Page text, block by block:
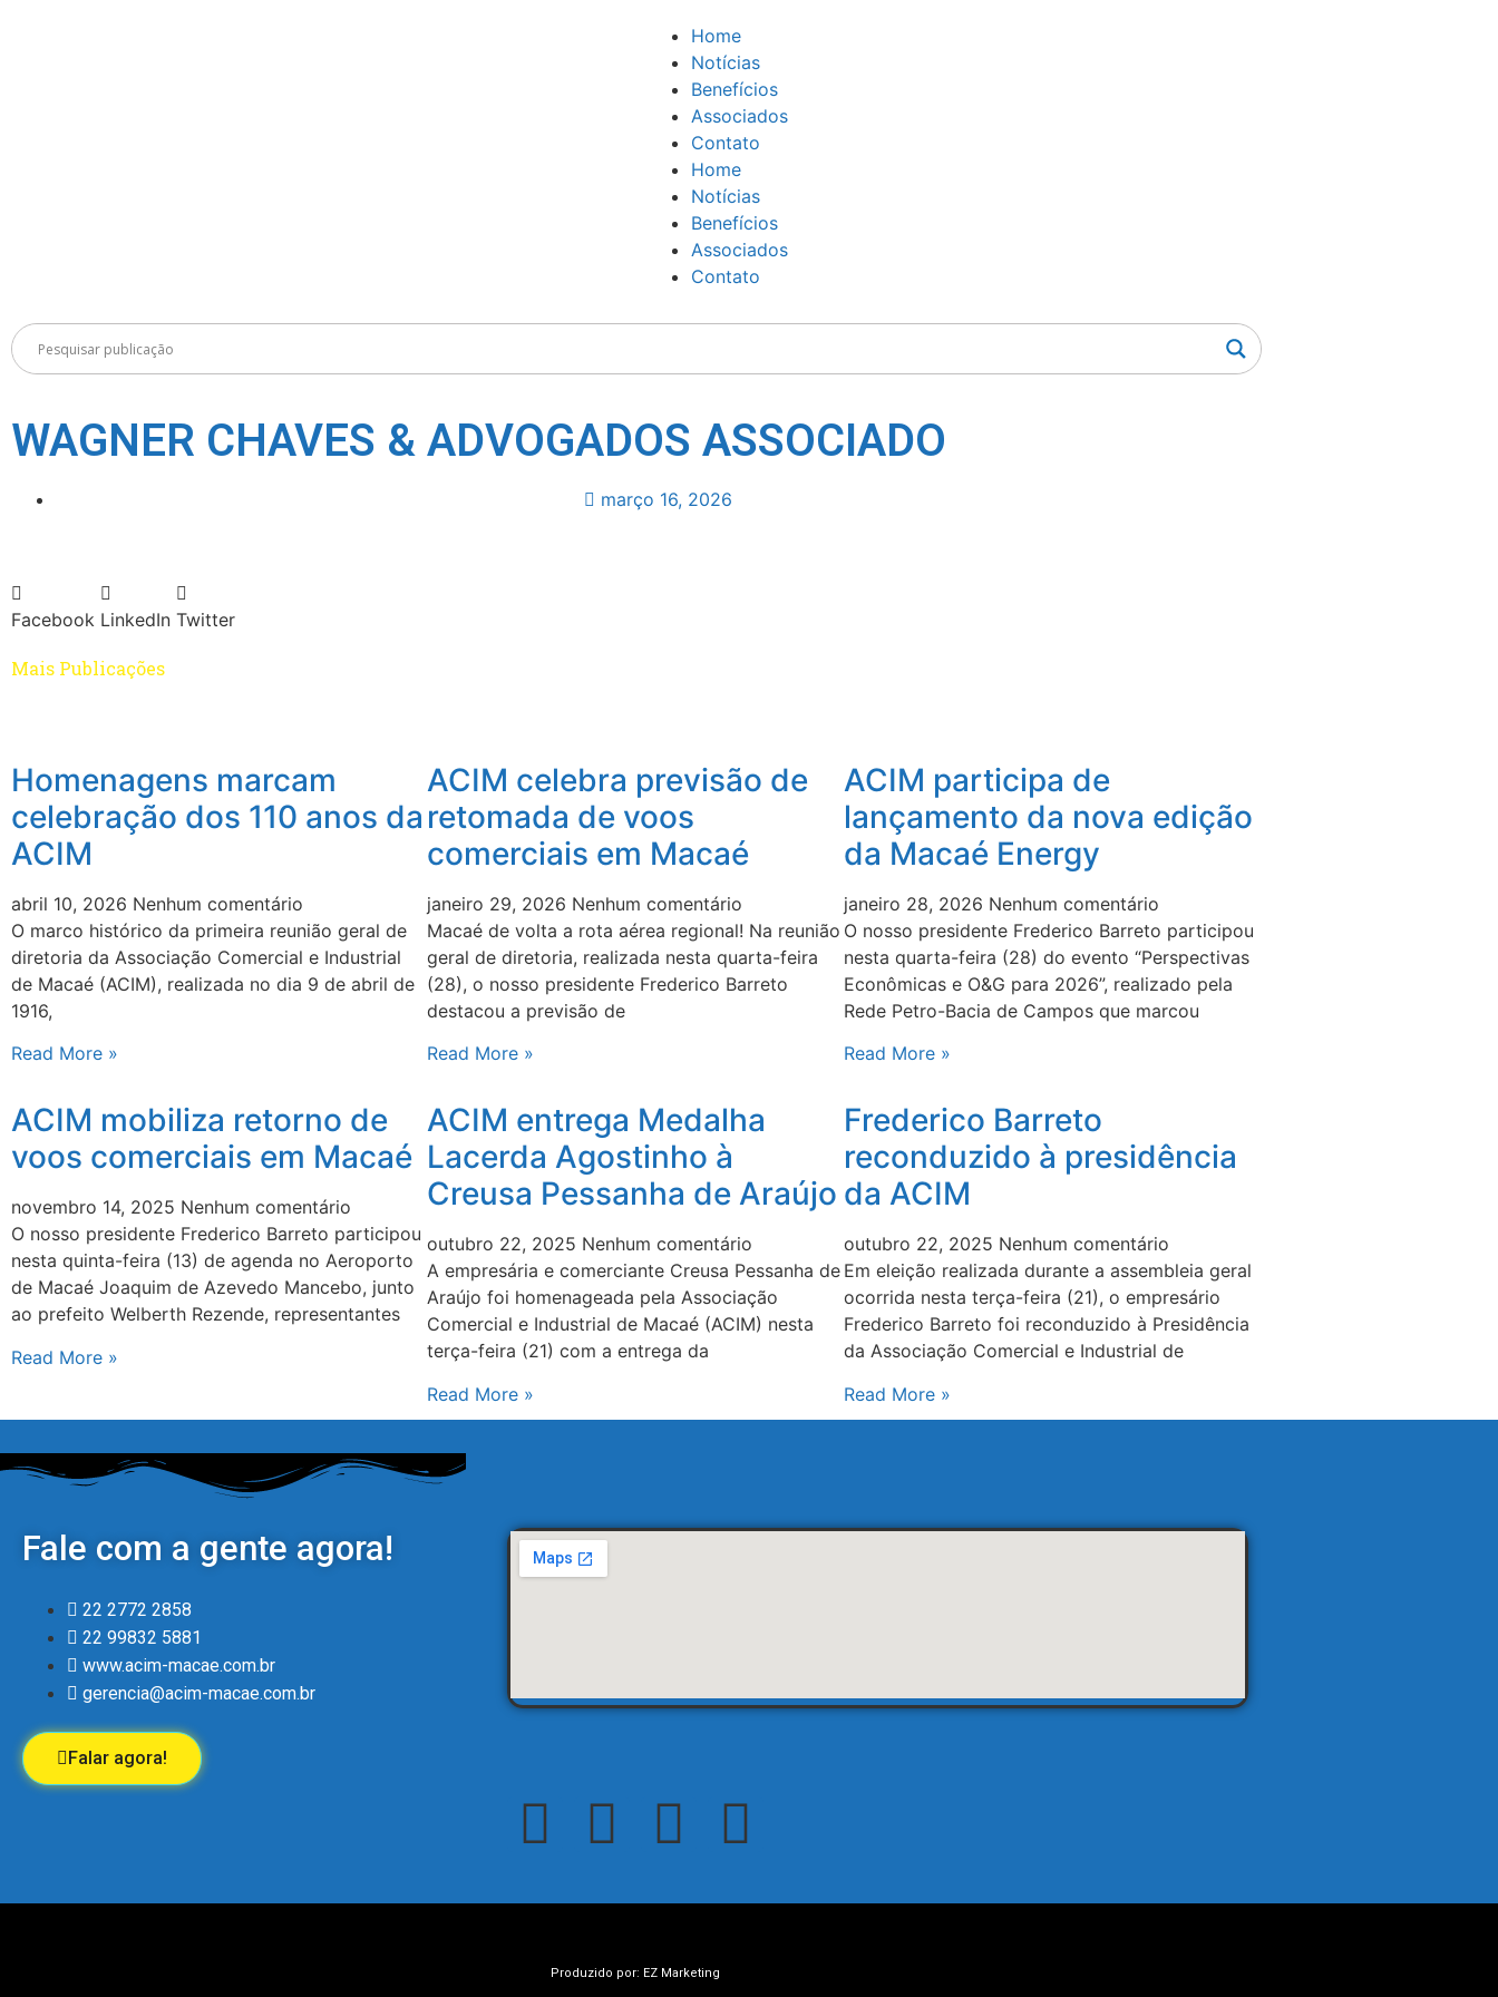
Home
Notícias
Benefícios
Associados
Contato
Home
Notícias
Benefícios
Associados
Contato
WAGNER CHAVES & ADVOGADOS ASSOCIADO
março 16, 2026
Facebook LinkedIn Twitter
Mais Publicações
Homenagens marcam
celebração dos 110 anos da
ACIM
abril 10, 2026 Nenhum comentário
O marco histórico da primeira reunião geral de
diretoria da Associação Comercial e Industrial
de Macaé (ACIM), realizada no dia 9 de abril de
1916,
Read More »
ACIM celebra previsão de
retomada de voos
comerciais em Macaé
janeiro 29, 2026 Nenhum comentário
Macaé de volta a rota aérea regional! Na reunião
geral de diretoria, realizada nesta quarta-feira
(28), o nosso presidente Frederico Barreto
destacou a previsão de
Read More »
ACIM participa de
lançamento da nova edição
da Macaé Energy
janeiro 28, 2026 Nenhum comentário
O nosso presidente Frederico Barreto participou
nesta quarta-feira (28) do evento “Perspectivas
Econômicas e O&G para 2026”, realizado pela
Rede Petro-Bacia de Campos que marcou
Read More »
ACIM mobiliza retorno de
voos comerciais em Macaé
novembro 14, 2025 Nenhum comentário
O nosso presidente Frederico Barreto participou
nesta quinta-feira (13) de agenda no Aeroporto
de Macaé Joaquim de Azevedo Mancebo, junto
ao prefeito Welberth Rezende, representantes
Read More »
ACIM entrega Medalha
Lacerda Agostinho à
Creusa Pessanha de Araújo
outubro 22, 2025 Nenhum comentário
A empresária e comerciante Creusa Pessanha de
Araújo foi homenageada pela Associação
Comercial e Industrial de Macaé (ACIM) nesta
terça-feira (21) com a entrega da
Read More »
Frederico Barreto
reconduzido à presidência
da ACIM
outubro 22, 2025 Nenhum comentário
Em eleição realizada durante a assembleia geral
ocorrida nesta terça-feira (21), o empresário
Frederico Barreto foi reconduzido à Presidência
da Associação Comercial e Industrial de
Read More »
Fale com a gente agora!
22 2772 2858
22 99832 5881
www.acim-macae.com.br
gerencia@acim-macae.com.br
Falar agora!
Produzido por: EZ Marketing